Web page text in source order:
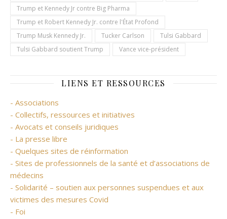
Trump et Kennedy Jr contre Big Pharma
Trump et Robert Kennedy Jr. contre l'État Profond
Trump Musk Kennedy Jr.
Tucker Carlson
Tulsi Gabbard
Tulsi Gabbard soutient Trump
Vance vice-président
LIENS ET RESSOURCES
- Associations
- Collectifs, ressources et initiatives
- Avocats et conseils juridiques
- La presse libre
- Quelques sites de réinformation
- Sites de professionnels de la santé et d’associations de
médecins
- Solidarité – soutien aux personnes suspendues et aux
victimes des mesures Covid
- Foi